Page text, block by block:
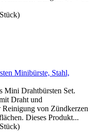
Minibürste, Stahl,
Mini Drahtbürsten Set.
Draht und
Reinigung von Zündkerzen
Dieses Produkt...